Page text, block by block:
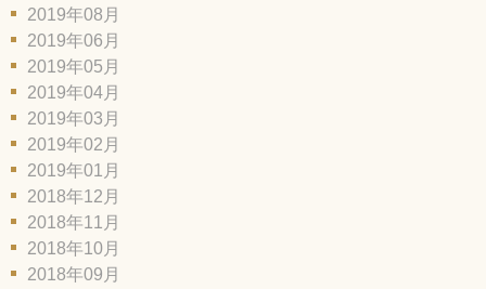
2019年08月
2019年06月
2019年05月
2019年04月
2019年03月
2019年02月
2019年01月
2018年12月
2018年11月
2018年10月
2018年09月